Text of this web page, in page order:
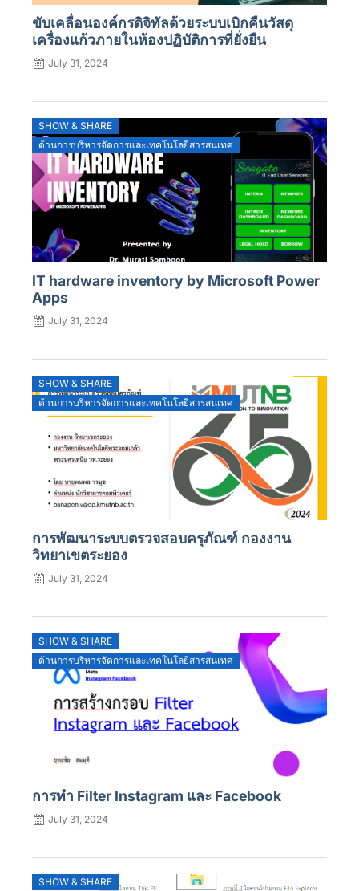
ขับเคลื่อนองค์กรดิจิทัลด้วยระบบเบิกคืนวัสดุ
เครื่องแก้วภายในห้องปฏิบัติการที่ยั่งยืน
July 31, 2024
SHOW & SHARE
ด้านการบริหารจัดการและเทคโนโลยีสารสนเทศ
IT hardware inventory by Microsoft Power
Apps
July 31, 2024
SHOW & SHARE
ด้านการบริหารจัดการและเทคโนโลยีสารสนเทศ
การพัฒนาระบบตรวจสอบครุภัณฑ์ กองงาน
วิทยาเขตระยอง
July 31, 2024
SHOW & SHARE
ด้านการบริหารจัดการและเทคโนโลยีสารสนเทศ
การทำ Filter Instagram และ Facebook
July 31, 2024
SHOW & SHARE